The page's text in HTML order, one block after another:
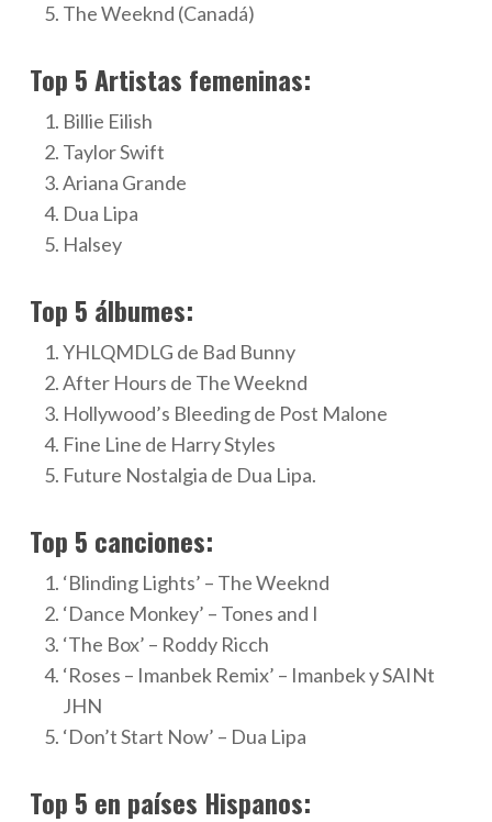
The Weeknd (Canadá)
Top 5 Artistas femeninas:
Billie Eilish
Taylor Swift
Ariana Grande
Dua Lipa
Halsey
Top 5 álbumes:
YHLQMDLG de Bad Bunny
After Hours de The Weeknd
Hollywood’s Bleeding de Post Malone
Fine Line de Harry Styles
Future Nostalgia de Dua Lipa.
Top 5 canciones:
‘Blinding Lights’ – The Weeknd
‘Dance Monkey’ – Tones and I
‘The Box’ – Roddy Ricch
‘Roses – Imanbek Remix’ – Imanbek y SAINt
JHN
‘Don’t Start Now’ – Dua Lipa
Top 5 en países Hispanos: